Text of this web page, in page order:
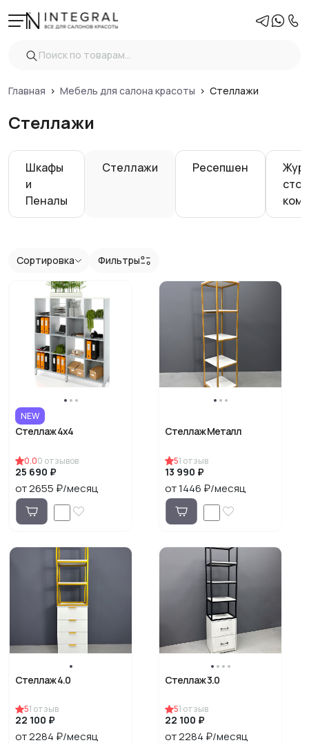
Главная Мебель для салона красоты Стеллажи
Стеллажи
Шкафы
и
Пеналы
Стеллажи Ресепшен
Очистить
Сортировка Фильтры
NEW
Стеллаж 4х4
0.00 отзывов
25 690 ₽
от 2655 ₽/месяц
Стеллаж Металл
51 отзыв
13 990 ₽
от 1446 ₽/месяц
Стеллаж 4.0
51 отзыв
22 100 ₽
от 2284 ₽/месяц
Стеллаж 3.0
51 отзыв
22 100 ₽
от 2284 ₽/месяц